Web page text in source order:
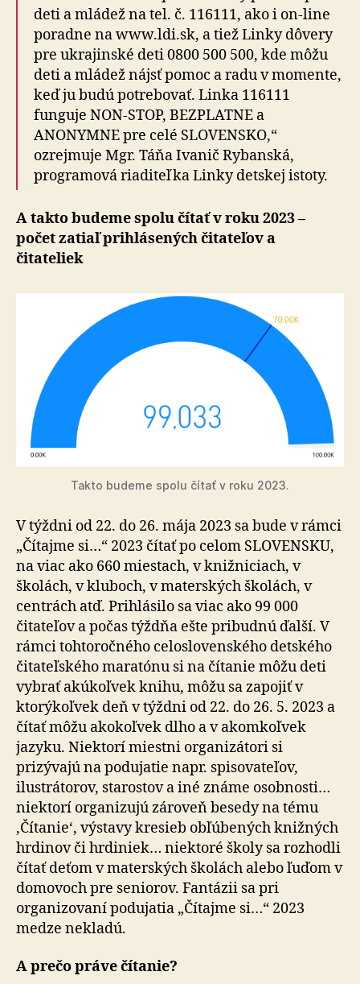
deti a mládež na tel. č. 116111, ako i on-line
poradne na www.ldi.sk, a tiež Linky dôvery
pre ukrajinské deti 0800 500 500, kde môžu
deti a mládež nájsť pomoc a radu v momente,
keď ju budú potrebovať. Linka 116111
funguje NON-STOP, BEZPLATNE a
ANONYMNE pre celé SLOVENSKO,“
ozrejmuje Mgr. Táňa Ivanič Rybanská,
programová riaditeľka Linky detskej istoty.
A takto budeme spolu čítať v roku 2023 –
počet zatiaľ prihlásených čitateľov a
čitateliek
Takto budeme spolu čítať v roku 2023.
V týždni od 22. do 26. mája 2023 sa bude v rámci
„Čítajme si…“ 2023 čítať po celom SLOVENSKU,
na viac ako 660 miestach, v knižniciach, v
školách, v kluboch, v materských školách, v
centrách atď. Prihlásilo sa viac ako 99 000
čitateľov a počas týždňa ešte pribudnú ďalší. V
rámci tohtoročného celoslovenského detského
čitateľského maratónu si na čítanie môžu deti
vybrať akúkoľvek knihu, môžu sa zapojiť v
ktorýkoľvek deň v týždni od 22. do 26. 5. 2023 a
čítať môžu akokoľvek dlho a v akomkoľvek
jazyku. Niektorí miestni organizátori si
prizývajú na podujatie napr. spisovateľov,
ilustrátorov, starostov a iné známe osobnosti…
niektorí organizujú zároveň besedy na tému
‚Čítanie‘, výstavy kresieb obľúbených knižných
hrdinov či hrdiniek… niektoré školy sa rozhodli
čítať deťom v materských školách alebo ľuďom v
domovoch pre seniorov. Fantázii sa pri
organizovaní podujatia „Čítajme si…“ 2023
medze nekladú.
A prečo práve čítanie?